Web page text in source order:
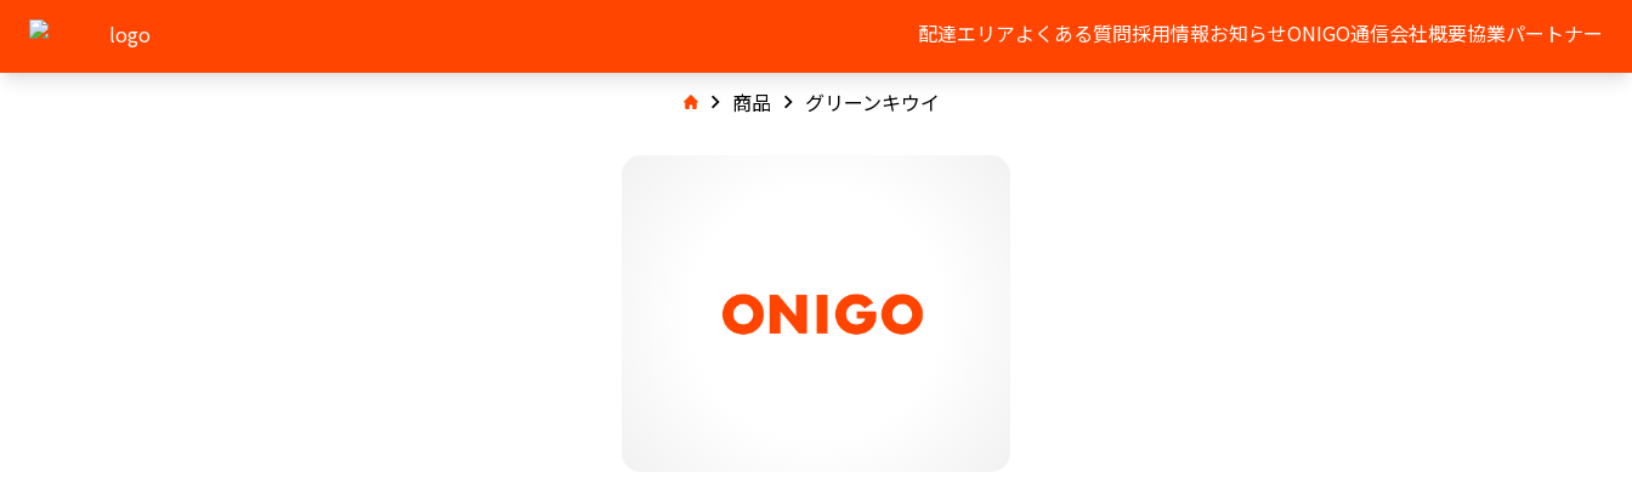
配達エリアよくある質問採用情報お知らせONIGO通信会社概要協業パートナー
商品 グリーンキウイ